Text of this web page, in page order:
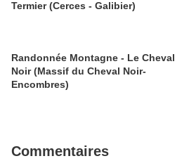
Termier (Cerces - Galibier)
Randonnée Montagne - Le Cheval
Noir (Massif du Cheval Noir-
Encombres)
Commentaires